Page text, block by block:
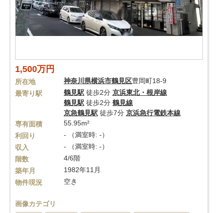
1,500万円
所在地 神奈川県横浜市鶴見区豊岡町18-9
最寄り駅
鶴見駅 徒歩2分 京浜東北・根岸線
鶴見駅 徒歩2分 鶴見線
京急鶴見駅 徒歩7分 京浜急行電鉄本線
専有面積
55.95m²
利回り
- （満室時: -）
収入
- （満室時: -）
階数
4/6階
築年月
1982年11月
物件現況
空き
画像カテゴリ